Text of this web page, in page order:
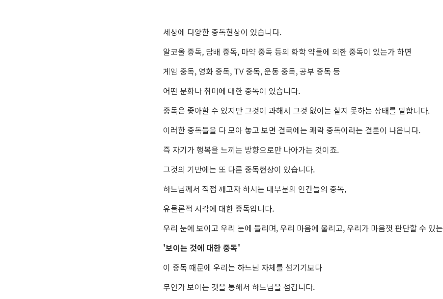
세상에 다양한 중독현상이 있습니다.
알코올 중독, 담배 중독, 마약 중독 등의 화학 약물에 의한 중독이 있는가 하면
게임 중독, 영화 중독, TV 중독, 운동 중독, 공부 중독 등
어떤 문화나 취미에 대한 중독이 있습니다.
중독은 좋아할 수 있지만 그것이 과해서 그것 없이는 살지 못하는 상태를 말합니다.
이러한 중독들을 다 모아 놓고 보면 결국에는 쾌락 중독이라는 결론이 나옵니다.
즉 자기가 행복을 느끼는 방향으로만 나아가는 것이죠.
그것의 기반에는 또 다른 중독현상이 있습니다.
하느님께서 직접 깨고자 하시는 대부분의 인간들의 중독,
유물론적 시각에 대한 중독입니다.
우리 눈에 보이고 우리 눈에 들리며, 우리 마음에 울리고, 우리가 마음껏 판단할 수 있는
'보이는 것에 대한 중독'
이 중독 때문에 우리는 하느님 자체를 섬기기보다
무언가 보이는 것을 통해서 하느님을 섬깁니다.